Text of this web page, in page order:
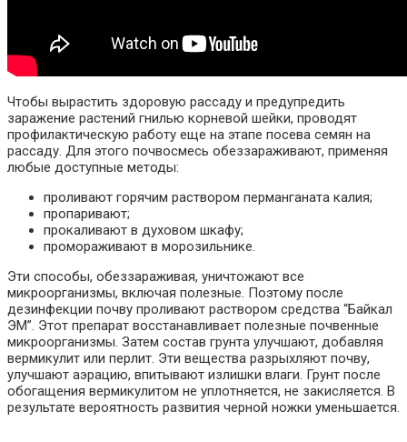
Чтобы вырастить здоровую рассаду и предупредить
заражение растений гнилью корневой шейки, проводят
профилактическую работу еще на этапе посева семян на
рассаду. Для этого почвосмесь обеззараживают, применяя
любые доступные методы:
проливают горячим раствором перманганата калия;
пропаривают;
прокаливают в духовом шкафу;
промораживают в морозильнике.
Эти способы, обеззараживая, уничтожают все
микроорганизмы, включая полезные. Поэтому после
дезинфекции почву проливают раствором средства “Байкал
ЭМ”. Этот препарат восстанавливает полезные почвенные
микроорганизмы. Затем состав грунта улучшают, добавляя
вермикулит или перлит. Эти вещества разрыхляют почву,
улучшают аэрацию, впитывают излишки влаги. Грунт после
обогащения вермикулитом не уплотняется, не закисляется. В
результате вероятность развития черной ножки уменьшается.